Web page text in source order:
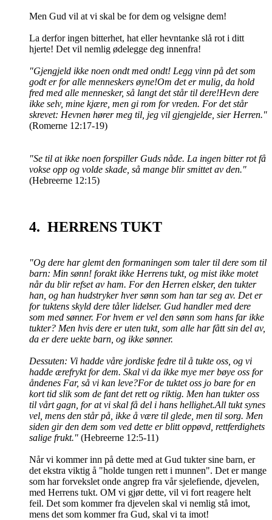
Men Gud vil at vi skal be for dem og velsigne dem!
La derfor ingen bitterhet, hat eller hevntanke slå rot i ditt
hjerte! Det vil nemlig ødelegge deg innenfra!
"Gjengjeld ikke noen ondt med ondt! Legg vinn på det som
godt er for alle menneskers øyne!Om det er mulig, da hold
fred med alle mennesker, så langt det står til dere!Hevn dere
ikke selv, mine kjære, men gi rom for vreden. For det står
skrevet: Hevnen hører meg til, jeg vil gjengjelde, sier Herren."
(Romerne 12:17-19)
"Se til at ikke noen forspiller Guds nåde. La ingen bitter rot få
vokse opp og volde skade, så mange blir smittet av den."
(Hebreerne 12:15)
4. HERRENS TUKT
"Og dere har glemt den formaningen som taler til dere som til
barn: Min sønn! forakt ikke Herrens tukt, og mist ikke motet
når du blir refset av ham. For den Herren elsker, den tukter
han, og han hudstryker hver sønn som han tar seg av. Det er
for tuktens skyld dere tåler lidelser. Gud handler med dere
som med sønner. For hvem er vel den sønn som hans far ikke
tukter? Men hvis dere er uten tukt, som alle har fått sin del av,
da er dere uekte barn, og ikke sønner.
Dessuten: Vi hadde våre jordiske fedre til å tukte oss, og vi
hadde ærefrykt for dem. Skal vi da ikke mye mer bøye oss for
åndenes Far, så vi kan leve?For de tuktet oss jo bare for en
kort tid slik som de fant det rett og riktig. Men han tukter oss
til vårt gagn, for at vi skal få del i hans hellighet.All tukt synes
vel, mens den står på, ikke å være til glede, men til sorg. Men
siden gir den dem som ved dette er blitt oppøvd, rettferdighets
salige frukt." (Hebreerne 12:5-11)
Når vi kommer inn på dette med at Gud tukter sine barn, er
det ekstra viktig å "holde tungen rett i munnen". Det er mange
som har forvekslet onde angrep fra vår sjelefiende, djevelen,
med Herrens tukt. OM vi gjør dette, vil vi fort reagere helt
feil. Det som kommer fra djevelen skal vi nemlig stå imot,
mens det som kommer fra Gud, skal vi ta imot!